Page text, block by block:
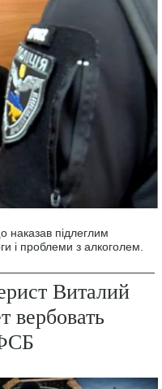
наказав підлеглим
і проблеми з алкоголем.
Виталий
вербовать